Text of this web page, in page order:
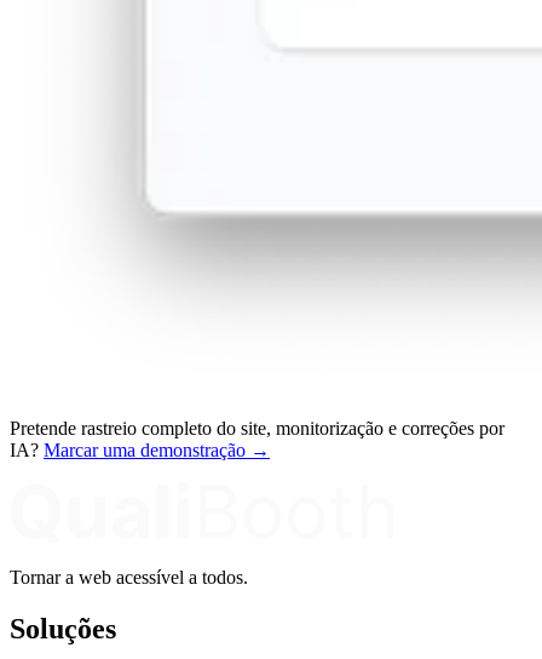
Pretende rastreio completo do site, monitorização e correções por
IA? Marcar uma demonstração →
Tornar a web acessível a todos.
Soluções